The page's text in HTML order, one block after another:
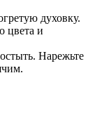
духовку.
цвета и
Нарежьте